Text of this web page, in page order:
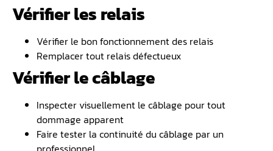
Vérifier les relais
Vérifier le bon fonctionnement des relais
Remplacer tout relais défectueux
Vérifier le câblage
Inspecter visuellement le câblage pour tout
dommage apparent
Faire tester la continuité du câblage par un